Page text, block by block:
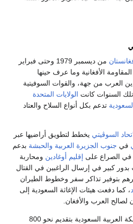
من ديسمبر 1979 وحتى فبراير
الأفغانية وما عرف حينها
العرب من جهة، والقوات السوفيتية
السنوات كانت الولايات المتحدة
تدعم بكل أنواع السلاح والعتاد
السوڤيتي يخطط لتطويق أراضيها عبر
في جنوب الجزيرة العربية والحبشة بدعم
في الصراع على إقليم أوغادين ومحاربة
كبير في إرسال الراغبين في القتال
بتوفير تذاكر سفر وخطوط الطيران
، كما دفعت هيئات الإغاثة السعودية إلى
لصالح العرب والأفغان.
قامت المملكة العربية السعودية بتقديم نحو 800